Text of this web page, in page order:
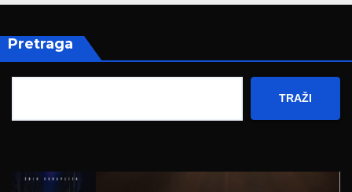
Pretraga
TRAŽI